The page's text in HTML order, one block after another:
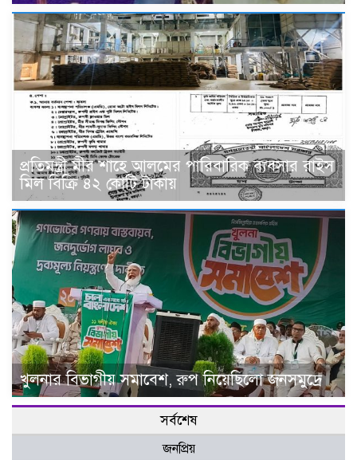
প্রতিমন্ত্রী মীর শাহে আলমের পারিবারিক ব‍্যবসার রাইস
মিল বিক্রি ৪২ কোটি টাকায়
খুলনার বিভাগীয় সমাবেশ, রুপ নিয়েছিলো জনসমুদ্রে
সর্বশেষ
জনপ্রিয়